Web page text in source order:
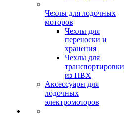
Чехлы для лодочных
моторов
Чехлы для
переноски и
хранения
Чехлы для
транспортировки
из ПВХ
Аксессуары для
лодочных
электромоторов